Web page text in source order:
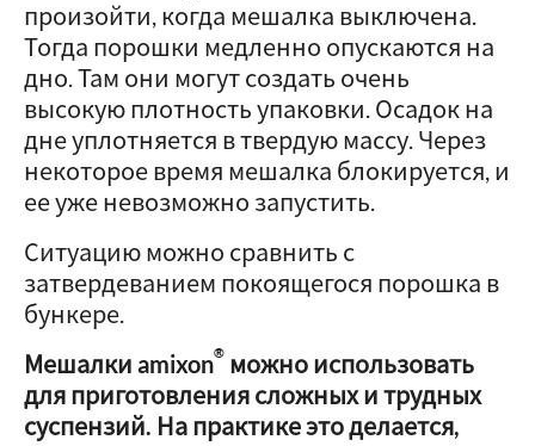
произойти, когда мешалка выключена.
Тогда порошки медленно опускаются на
дно. Там они могут создать очень
высокую плотность упаковки. Осадок на
дне уплотняется в твердую массу. Через
некоторое время мешалка блокируется, и
ее уже невозможно запустить.
Ситуацию можно сравнить с
затвердеванием покоящегося порошка в
бункере.
Мешалки amixon® можно использовать
для приготовления сложных и трудных
суспензий. На практике это делается,